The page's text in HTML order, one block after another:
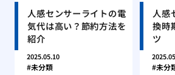
人感センサーライトの電
気代は高い？節約方法を
紹介
2025.05.10
未分類
人感
換時
ツ
未分